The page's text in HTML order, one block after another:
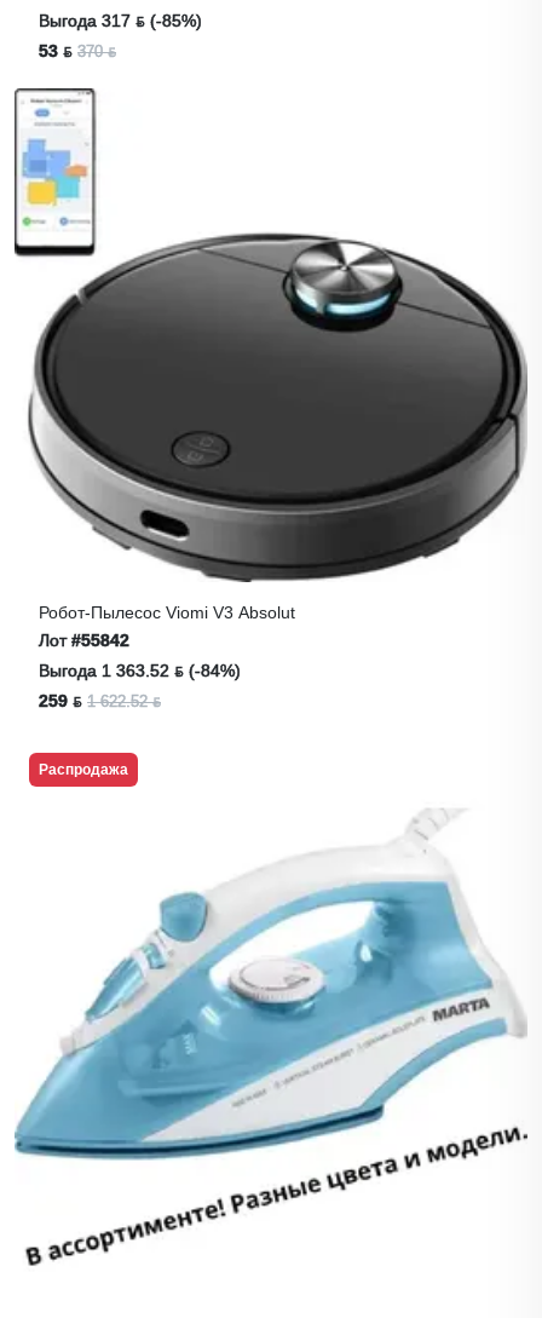
Выгода 317 ƃ (-85%)
53 ƃ 370 ƃ
Робот-Пылесос Viomi V3 Absolut
Лот#55842
Выгода 1 363.52 ƃ (-84%)
259 ƃ 1 622.52 ƃ
Распродажа